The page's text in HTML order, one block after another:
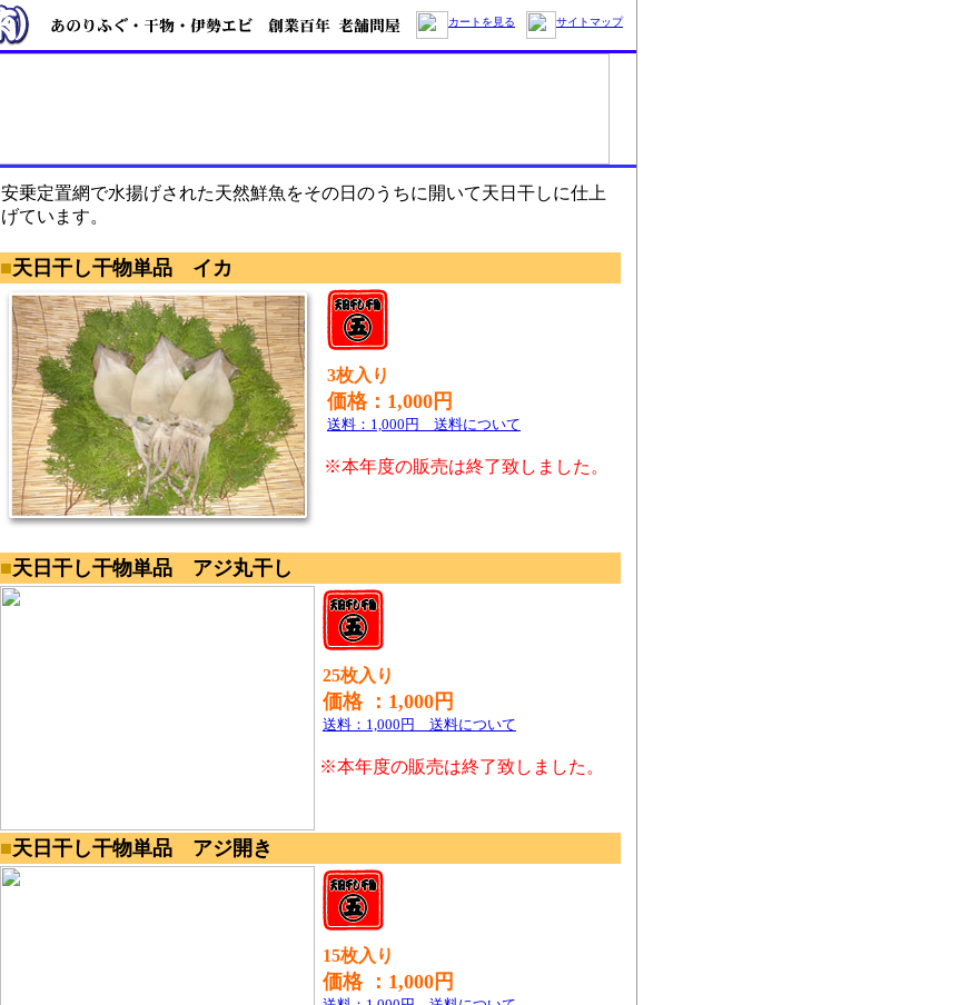
カートを見る サイトマップ
安乗定置網で水揚げされた天然鮮魚をその日のうちに開いて天日干しに仕上
げています。
■天日干し干物単品 イカ
3枚入り
価格：1,000円
送料：1,000円 送料について
※本年度の販売は終了致しました。
■天日干し干物単品 アジ丸干し
25枚入り
価格 ：1,000円
送料：1,000円 送料について
※本年度の販売は終了致しました。
■天日干し干物単品 アジ開き
15枚入り
価格 ：1,000円